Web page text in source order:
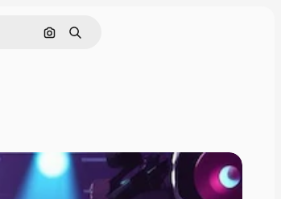
Pesquisar por imagem
Buscar